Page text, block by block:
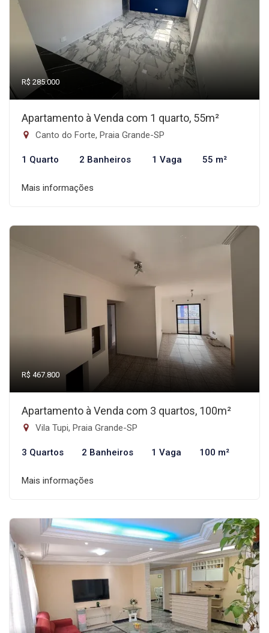
R$ 285.000
Apartamento à Venda com 1 quarto, 55m²
Canto do Forte, Praia Grande-SP
1 Quarto 2 Banheiros 1 Vaga 55 m²
Mais informações
R$ 467.800
Apartamento à Venda com 3 quartos, 100m²
Vila Tupi, Praia Grande-SP
3 Quartos 2 Banheiros 1 Vaga 100 m²
Mais informações